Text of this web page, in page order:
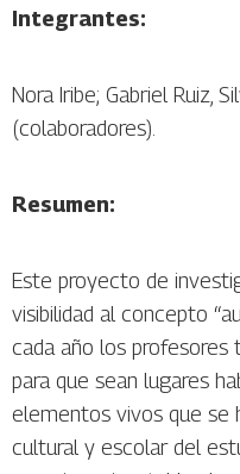
Integrantes:
Nora Iribe; Gabriel Ruiz,
(colaboradores).
Resumen:
Este proyecto de
visibilidad al concepto
cada año los
para que sean lugares
elementos vivos que se
cultural y escolar del